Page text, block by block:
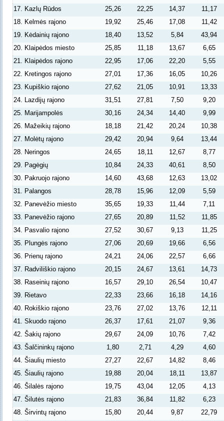
17. Kazlų Rūdos
25,26 22,25 14,37
11,17
18. Kelmės rajono
19,92 25,46 17,08
11,42
19. Kėdainių rajono
18,40 13,52 5,84
43,94
20. Klaipėdos miesto
25,85 11,18 13,67
6,65
21. Klaipėdos rajono
22,95 17,06 22,20
5,55
22. Kretingos rajono
27,01 17,36 16,05
10,26
23. Kupiškio rajono
27,62 21,05 10,91
13,33
24. Lazdijų rajono
31,51 27,81 7,50
9,20
25. Marijampolės
30,16 24,34 14,40
9,99
26. Mažeikių rajono
18,18 21,42 20,24
10,38
27. Molėtų rajono
29,42 20,94 9,64
13,44
28. Neringos
24,65 18,11 12,67
8,77
29. Pagėgių
10,84 24,33 40,61
8,50
30. Pakruojo rajono
14,60 43,68 12,63
13,02
31. Palangos
28,78 15,96 12,09
5,59
32. Panevėžio miesto
35,65 19,33 11,44
7,11
33. Panevėžio rajono
27,65 20,89 11,52
11,85
34. Pasvalio rajono
27,52 30,67 9,13
11,25
35. Plungės rajono
27,06 20,69 19,66
6,56
36. Prienų rajono
24,21 24,06 22,57
6,66
37. Radviliškio rajono
20,15 24,67 13,61
14,73
38. Raseinių rajono
16,57 29,10 26,54
10,47
39. Rietavo
22,33 23,66 16,18
14,16
40. Rokiškio rajono
23,76 27,02 13,76
12,11
41. Skuodo rajono
26,37 17,61 21,07
9,36
42. Šakių rajono
29,67 24,09 10,76
7,42
43. Šalčininkų rajono
1,80 2,71 4,29
4,60
44. Šiaulių miesto
27,27 22,67 14,82
8,46
45. Šiaulių rajono
19,88 20,04 18,11
13,87
46. Šilalės rajono
19,75 43,04 12,05
4,13
47. Šilutės rajono
21,83 36,84 11,82
6,23
48. Širvintų rajono
15,80 20,44 9,87
22,79